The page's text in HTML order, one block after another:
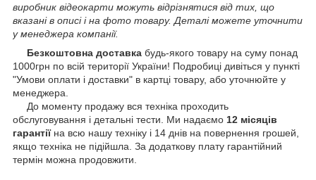
виробник відеокарти можуть відрізнятися від тих, що
вказані в описі і на фото товару. Деталі можете уточнити
у менеджера компанії.
Безкоштовна доставка будь-якого товару на суму понад
1000грн по всій території України! Подробиці дивіться у пункті
"Умови оплати і доставки" в картці товару, або уточнюйте у
менеджера.
До моменту продажу вся техніка проходить
обслуговування і детальні тести. Ми надаємо 12 місяців
гарантіїна всю нашу техніку і 14 днів на повернення грошей,
якщо техніка не підійшла. За додаткову плату гарантійний
термін можна продовжити.